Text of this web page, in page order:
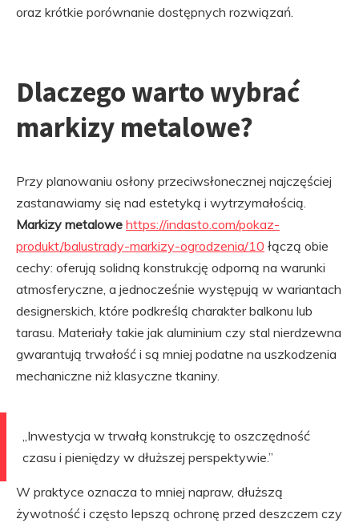
oraz krótkie porównanie dostępnych rozwiązań.
Dlaczego warto wybrać
markizy metalowe?
Przy planowaniu osłony przeciwsłonecznej najczęściej
zastanawiamy się nad estetyką i wytrzymałością.
Markizy metalowe https://indasto.com/pokaz-
produkt/balustrady-markizy-ogrodzenia/10 łączą obie
cechy: oferują solidną konstrukcję odporną na warunki
atmosferyczne, a jednocześnie występują w wariantach
designerskich, które podkreślą charakter balkonu lub
tarasu. Materiały takie jak aluminium czy stal nierdzewna
gwarantują trwałość i są mniej podatne na uszkodzenia
mechaniczne niż klasyczne tkaniny.
„Inwestycja w trwałą konstrukcję to oszczędność
czasu i pieniędzy w dłuższej perspektywie.”
W praktyce oznacza to mniej napraw, dłuższą
żywotność i często lepszą ochronę przed deszczem czy